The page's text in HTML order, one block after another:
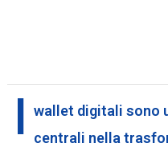
I wallet digitali sono
centrali nella